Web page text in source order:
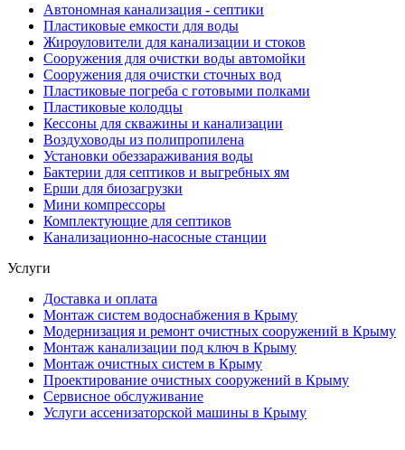
Автономная канализация - септики
Пластиковые емкости для воды
Жироуловители для канализации и стоков
Сооружения для очистки воды автомойки
Сооружения для очистки сточных вод
Пластиковые погреба с готовыми полками
Пластиковые колодцы
Кессоны для скважины и канализации
Воздуховоды из полипропилена
Установки обеззараживания воды
Бактерии для септиков и выгребных ям
Ерши для биозагрузки
Мини компрессоры
Комплектующие для септиков
Канализационно-насосные станции
Услуги
Доставка и оплата
Монтаж систем водоснабжения в Крыму
Модернизация и ремонт очистных сооружений в Крыму
Монтаж канализации под ключ в Крыму
Монтаж очистных систем в Крыму
Проектирование очистных сооружений в Крыму
Сервисное обслуживание
Услуги ассенизаторской машины в Крыму